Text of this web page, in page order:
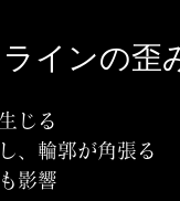
インの歪
じる
、輪郭が角張る
影響